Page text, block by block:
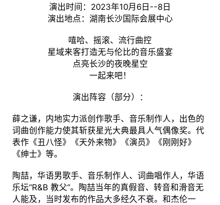
演出时间：2023年10月6日--8日
演出地点：湖南长沙国际会展中心
嘻哈、摇滚、流行曲控
星域来客打造无与伦比的音乐盛宴
点亮长沙的夜晚星空
一起来吧！
演出阵容（部分）：
薛之谦，内地实力派创作歌手、音乐制作人，出色的
词曲创作能力使其斩获星光大典最具人气偶像奖。代
表作《丑八怪》《天外来物》《演员》《刚刚好》
《绅士》等。
陶喆，华语男歌手、音乐制作人、词曲唱作人，华语
乐坛“R&B 教父”。陶喆当年的真假音、转音和滑音无
人能及，当时发布的作品大多经久不衰。和杰伦一